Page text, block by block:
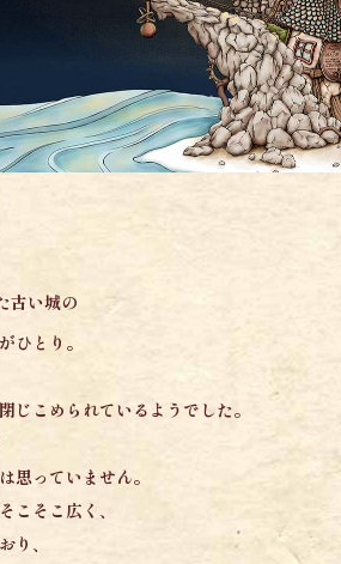
古い城の
ひとり。
じこめられているようでした。
思っていません。
こそこ広く、
り、